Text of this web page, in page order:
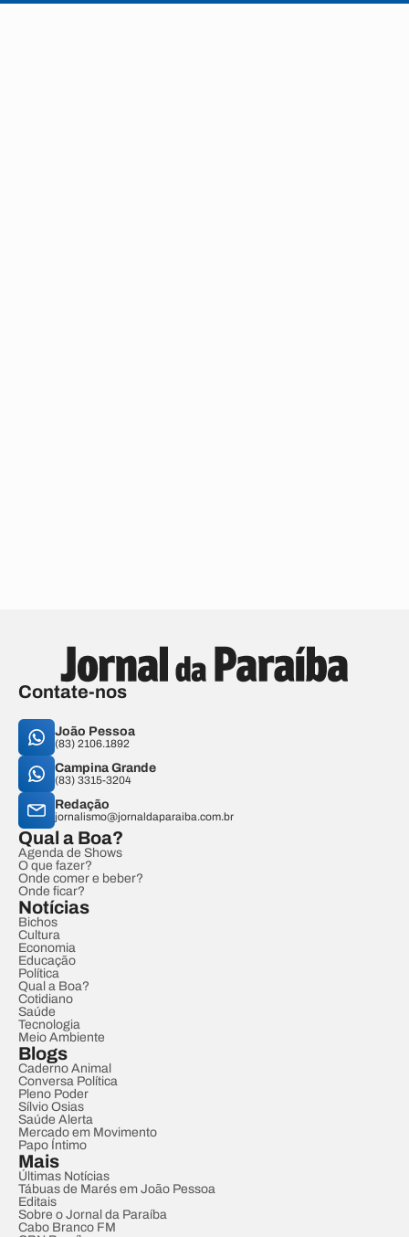
Contate-nos
João Pessoa
(83) 2106.1892
Campina Grande
(83) 3315-3204
Redação
jornalismo@jornaldaparaiba.com.br
Qual a Boa?
Agenda de Shows
O que fazer?
Onde comer e beber?
Onde ficar?
Notícias
Bichos
Cultura
Economia
Educação
Política
Qual a Boa?
Cotidiano
Saúde
Tecnologia
Meio Ambiente
Blogs
Caderno Animal
Conversa Política
Pleno Poder
Sílvio Osias
Saúde Alerta
Mercado em Movimento
Papo Íntimo
Mais
Últimas Notícias
Tábuas de Marés em João Pessoa
Editais
Sobre o Jornal da Paraíba
Cabo Branco FM